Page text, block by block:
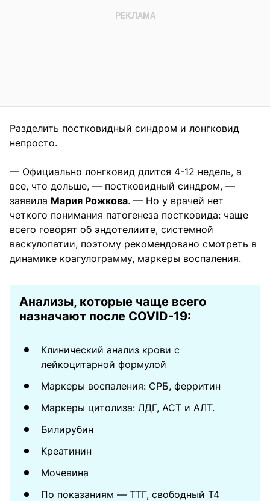
Разделить постковидный синдром и лонгковид
непросто.
— Официально лонгковид длится 4-12 недель, а
все, что дольше, — постковидный синдром, —
заявила Мария Рожкова. — Но у врачей нет
четкого понимания патогенеза постковида: чаще
всего говорят об эндотелиите, системной
васкулопатии, поэтому рекомендовано смотреть в
динамике коагулограмму, маркеры воспаления.
Анализы, которые чаще всего
назначают после COVID-19:
Клинический анализ крови с
лейкоцитарной формулой
Маркеры воспаления: СРБ, ферритин
Маркеры цитолиза: ЛДГ, АСТ и АЛТ.
Билирубин
Креатинин
Мочевина
По показаниям — ТТГ, свободный Т4